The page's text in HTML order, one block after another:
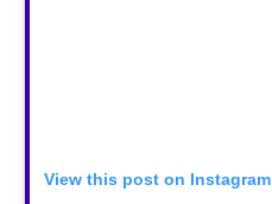
View this post on Instagram